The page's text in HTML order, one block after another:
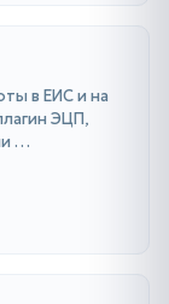
в ЕИС и на
ЭЦП,
…